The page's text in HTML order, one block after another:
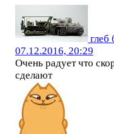
глеб
07.12.2016, 20:29
Очень радует что
сделают